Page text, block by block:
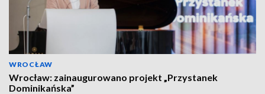
WROCŁAW
Wrocław: zainaugurowano projekt „Przystanek
Dominikańska”